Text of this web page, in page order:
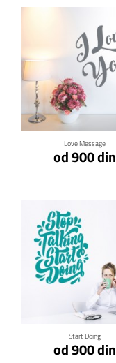
Love Message
od 900 din
Klikni za detalje
Start Doing
od 900 din
Klikni za detalje